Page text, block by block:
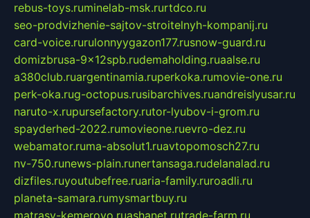
rebus-toys.ruminelab-msk.rurtdco.ru
seo-prodvizhenie-sajtov-stroitelnyh-kompanij.ru
card-voice.rurulonnyygazon177.rusnow-guard.ru
domizbrusa-9x12spb.rudemaholding.ruaalse.ru
a380club.ruargentinamia.ruperkoka.rumovie-one.ru
perk-oka.rug-octopus.rusibarchives.ruandreislyusar.ru
naruto-x.rupursefactory.rutor-lyubov-i-grom.ru
spayderhed-2022.rumovieone.ruevro-dez.ru
webamator.ruma-absolut1.ruavtopomosch27.ru
nv-750.runews-plain.runertansaga.rudelanalad.ru
dizfiles.ruyoutubefree.ruaria-family.ruroadli.ru
planeta-samara.rumysmartbuy.ru